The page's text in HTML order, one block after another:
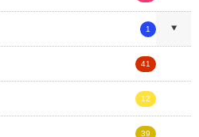
1
41
12
39